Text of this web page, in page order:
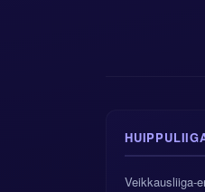
Veikkausliiga-